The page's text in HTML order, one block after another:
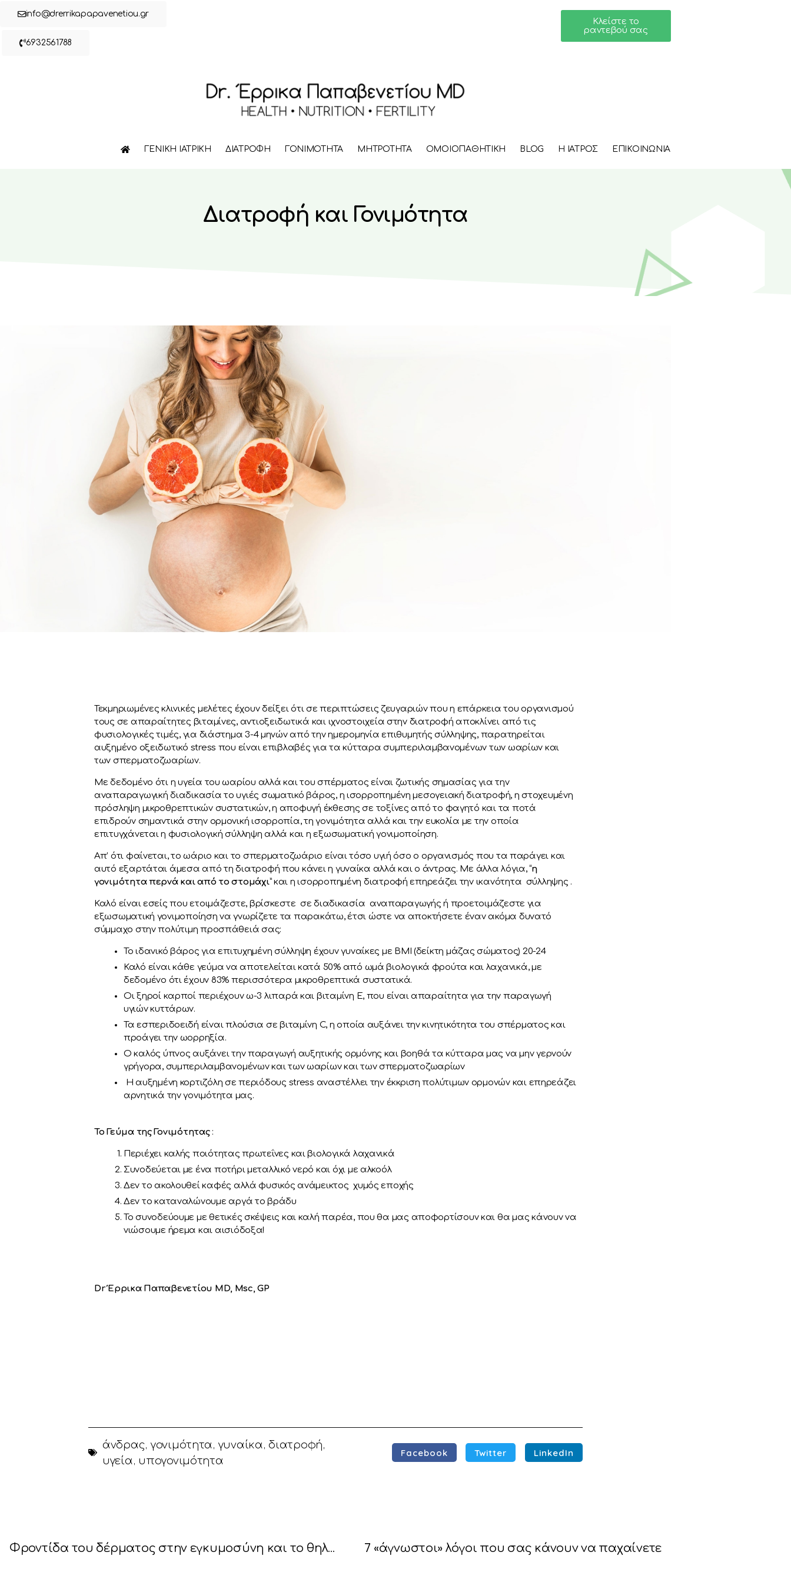
info@drerrikapapavenetiou.gr
6932561788
Κλείστε το
ραντεβού σας
ΓΕΝΙΚΗ ΙΑΤΡΙΚΗ ΔΙΑΤΡΟΦΗ ΓΟΝΙΜΟΤΗΤΑ ΜΗΤΡΟΤΗΤΑ ΟΜΟΙΟΠΑΘΗΤΙΚΗ BLOG H ΙΑΤΡΟΣ ΕΠΙΚΟΙΝΩΝΙΑ
Διατροφή και Γονιμότητα
Τεκμηριωμένες κλινικές μελέτες έχουν δείξει ότι σε περιπτώσεις ζευγαριών που η επάρκεια του οργανισμού
τους σε απαραίτητες βιταμίνες, αντιοξειδωτικά και ιχνοστοιχεία στην διατροφή αποκλίνει από τις
φυσιολογικές τιμές, για διάστημα 3-4 μηνών από την ημερομηνία επιθυμητής σύλληψης, παρατηρείται
αυξημένο οξειδωτικό stress που είναι επιβλαβές για τα κύτταρα συμπεριλαμβανομένων των ωαρίων και
των σπερματοζωαρίων.
Με δεδομένο ότι η υγεία του ωαρίου αλλά και του σπέρματος είναι ζωτικής σημασίας για την
αναπαραγωγική διαδικασία το υγιές σωματικό βάρος, η ισορροπημένη μεσογειακή διατροφή, η στοχευμένη
πρόσληψη μικροθρεπτικών συστατικών, η αποφυγή έκθεσης σε τοξίνες από το φαγητό και τα ποτά
επιδρούν σημαντικά στην ορμονική ισορροπία, τη γονιμότητα αλλά και την ευκολία με την οποία
επιτυγχάνεται η φυσιολογική σύλληψη αλλά και η εξωσωματική γονιμοποίηση.
Απ’ ότι φαίνεται, το ωάριο και το σπερματοζωάριο είναι τόσο υγιή όσο ο οργανισμός που τα παράγει και
αυτό εξαρτάται άμεσα από τη διατροφή που κάνει η γυναίκα αλλά και ο άντρας. Με άλλα λόγια, “η
γονιμότητα περνά και από το στομάχι” και η ισορροπημένη διατροφή επηρεάζει την ικανότητα σύλληψης .
Καλό είναι εσείς που ετοιμάζεστε, βρίσκεστε σε διαδικασία αναπαραγωγής ή προετοιμάζεστε για
εξωσωματική γονιμοποίηση να γνωρίζετε τα παρακάτω, έτσι ώστε να αποκτήσετε έναν ακόμα δυνατό
σύμμαχο στην πολύτιμη προσπάθειά σας:
Το ιδανικό βάρος για επιτυχημένη σύλληψη έχουν γυναίκες με ΒΜΙ (δείκτη μάζας σώματος) 20-24
Καλό είναι κάθε γεύμα να αποτελείται κατά 50% από ωμά βιολογικά φρούτα και λαχανικά, με
δεδομένο ότι έχουν 83% περισσότερα μικροθρεπτικά συστατικά.
Οι ξηροί καρποί περιέχουν ω-3 λιπαρά και βιταμίνη Ε, που είναι απαραίτητα για την παραγωγή
υγιών κυττάρων.
Τα εσπεριδοειδή είναι πλούσια σε βιταμίνη C, η οποία αυξάνει την κινητικότητα του σπέρματος και
προάγει την ωορρηξία.
Ο καλός ύπνος αυξάνει την παραγωγή αυξητικής ορμόνης και βοηθά τα κύτταρα μας να μην γερνούν
γρήγορα, συμπεριλαμβανομένων και των ωαρίων και των σπερματοζωαρίων
Η αυξημένη κορτιζόλη σε περιόδους stress αναστέλλει την έκκριση πολύτιμων ορμονών και επηρεάζει
αρνητικά την γονιμότητα μας.
Το Γεύμα της Γονιμότητας:
Περιέχει καλής ποιότητας πρωτεΐνες και βιολογικά λαχανικά
Συνοδεύεται με ένα ποτήρι μεταλλικό νερό και όχι με αλκοόλ
Δεν το ακολουθεί καφές αλλά φυσικός ανάμεικτος χυμός εποχής
Δεν το καταναλώνουμε αργά το βράδυ
Το συνοδεύουμε με θετικές σκέψεις και καλή παρέα, που θα μας αποφορτίσουν και θα μας κάνουν να
νιώσουμε ήρεμα και αισιόδοξα!
Dr Έρρικα Παπαβενετίου MD, Msc, GP
άνδρας, γονιμότητα, γυναίκα, διατροφή,
υγεία, υπογονιμότητα
Facebook Twitter LinkedIn
Φροντίδα του δέρματος στην εγκυμοσύνη και το θηλασμό 7 «άγνωστοι» λόγοι που σας κάνουν να παχαίνετε